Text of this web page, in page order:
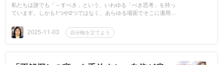
私たちは誰でも「～すべき」という、いわゆる「べき思考」を持っ
ています。しかも1つや2つではなく、あらゆる場面でそこに適用さ
や性別に相応...
2025-11-03 自分軸を立てよう